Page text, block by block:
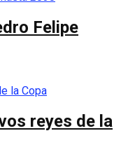
Felipe
reyes de la